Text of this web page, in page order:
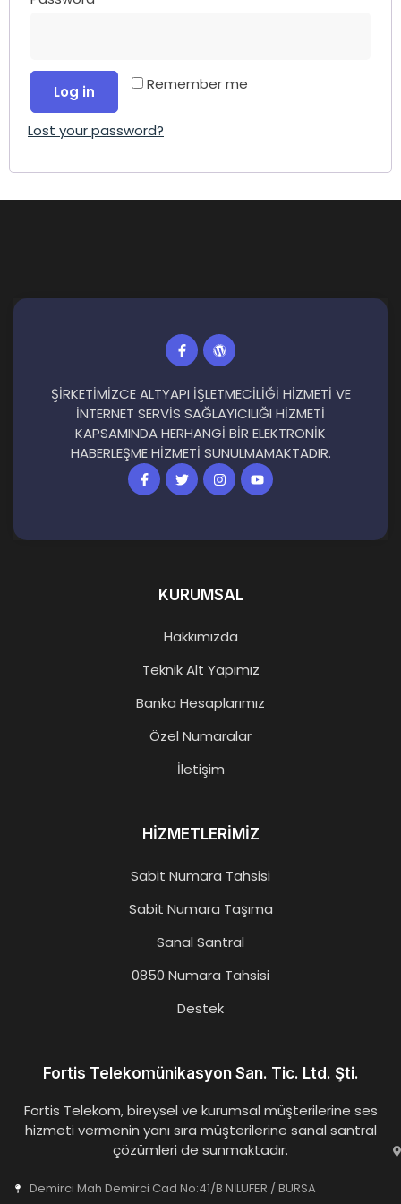
Remember me
Log in
Lost your password?
ŞİRKETİMİZCE ALTYAPI İŞLETMECİLİĞİ HİZMETİ VE
İNTERNET SERVİS SAĞLAYICILIĞI HİZMETİ
KAPSAMINDA HERHANGİ BİR ELEKTRONİK
HABERLEŞME HİZMETİ SUNULMAMAKTADIR.
KURUMSAL
Hakkımızda
Teknik Alt Yapımız
Banka Hesaplarımız
Özel Numaralar
İletişim
HİZMETLERİMİZ
Sabit Numara Tahsisi
Sabit Numara Taşıma
Sanal Santral
0850 Numara Tahsisi
Destek
Fortis Telekomünikasyon San. Tic. Ltd. Şti.
Fortis Telekom, bireysel ve kurumsal müşterilerine ses
hizmeti vermenin yanı sıra müşterilerine sanal santral
çözümleri de sunmaktadır.
Demirci Mah Demirci Cad No:41/B NİLÜFER / BURSA